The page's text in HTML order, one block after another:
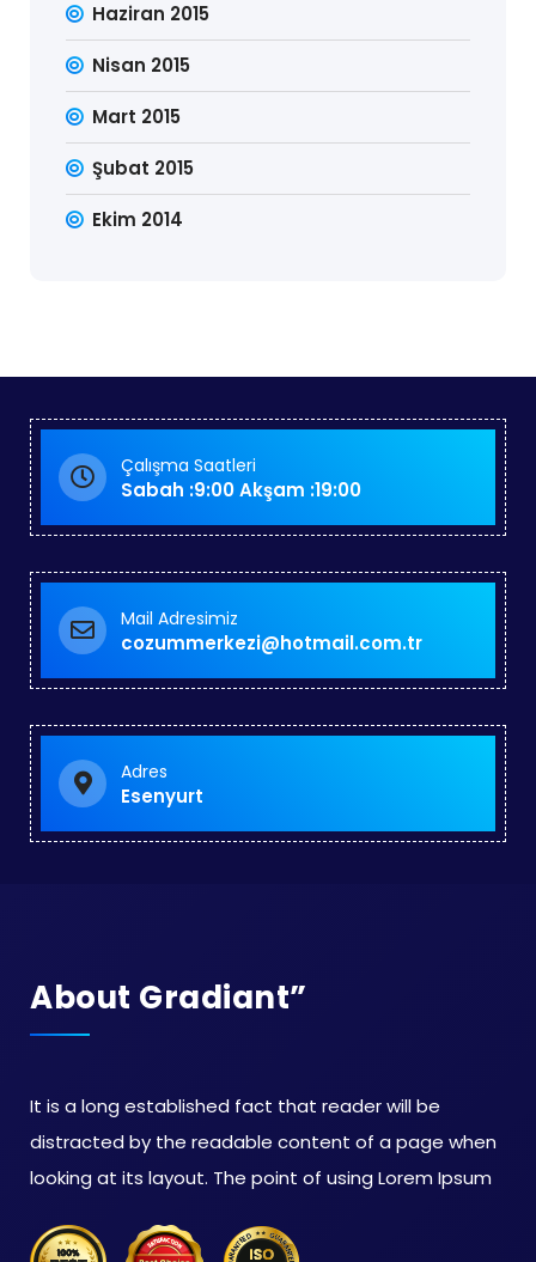
Haziran 2015
Nisan 2015
Mart 2015
Şubat 2015
Ekim 2014
Çalışma Saatleri
Sabah :9:00 Akşam :19:00
Mail Adresimiz
cozummerkezi@hotmail.com.tr
Adres
Esenyurt
About Gradiant”
It is a long established fact that reader will be
distracted by the readable content of a page when
looking at its layout. The point of using Lorem Ipsum